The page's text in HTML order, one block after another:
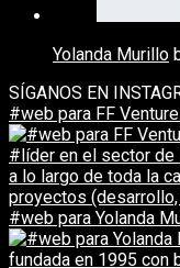
Yolanda Murillo
SÍGANOS EN
#web para FF
#web para Yolanda